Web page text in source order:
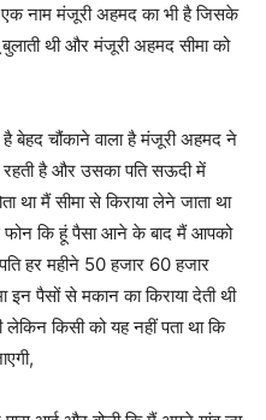
नाम मंजूरी अहमद का भी है जिसके
थी और मंजूरी अहमद सीमा को
बेहद चौंकाने वाला है मंजूरी अहमद ने
रहती है और उसका पति सऊदी में
था मैं सीमा से किराया लेने जाता था
फोन कि हूं पैसा आने के बाद मैं आपको
हर महीने 50 हजार 60 हजार
पैसों से मकान का किराया देती थी
किसी को यह नहीं पता था कि